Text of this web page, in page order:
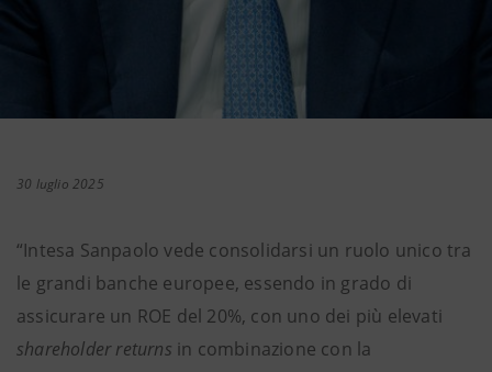
30 luglio 2025
“Intesa Sanpaolo vede consolidarsi un ruolo unico tra
le grandi banche europee, essendo in grado di
assicurare un ROE del 20%, con uno dei più elevati
shareholder returns in combinazione con la